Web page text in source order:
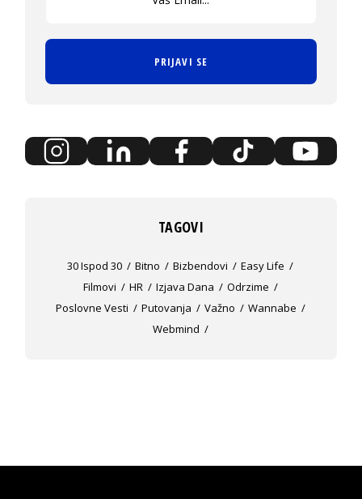
PRIJAVI SE
TAGOVI
30 Ispod 30 Bitno Bizbendovi
Easy Life
Filmovi
HR Izjava Dana
Odrzime
Poslovne Vesti
Putovanja Važno
Wannabe
Webmind